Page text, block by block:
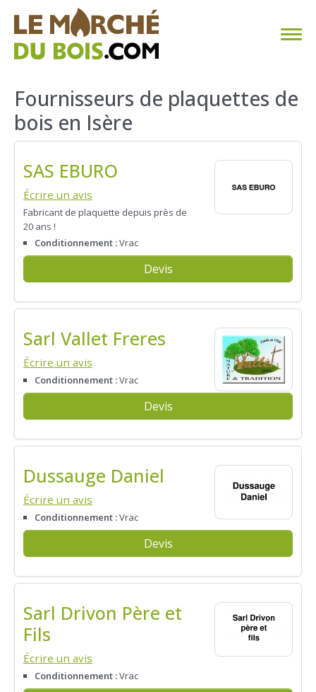
CHAUFFAGE AU BOIS
FAQ
TROUVER SON FOURNISSEUR
BLOG
ESPACE PRO
Fournisseurs de plaquettes de
bois en Isère
SAS EBURO
Écrire un avis
Fabricant de plaquette depuis près de
20 ans !
Conditionnement :Vrac
Devis
Sarl Vallet Freres
Écrire un avis
Conditionnement :Vrac
Devis
Dussauge Daniel
Écrire un avis
Conditionnement :Vrac
Devis
Sarl Drivon Père et
Fils
Écrire un avis
Conditionnement :Vrac